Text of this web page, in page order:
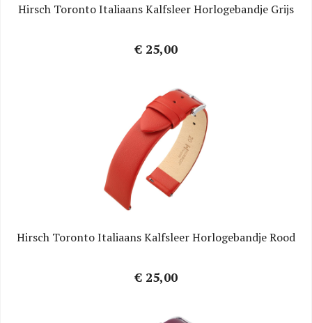
Hirsch Toronto Italiaans Kalfsleer Horlogebandje Grijs
€ 25,00
Hirsch Toronto Italiaans Kalfsleer Horlogebandje Rood
€ 25,00